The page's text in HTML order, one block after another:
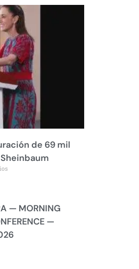
de 69 mil
— MORNING
—